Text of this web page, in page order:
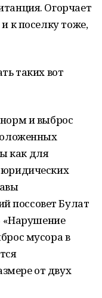
Огорчает
к поселку тоже,
таких вот
и выброс
как для
поссовет Булат
«Нарушение
мусора в
от двух